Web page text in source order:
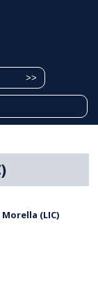
Morella (LIC)